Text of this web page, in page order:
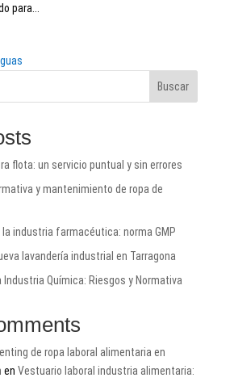
para...
Buscar
flota: un servicio puntual y sin errores
y mantenimiento de ropa de
industria farmacéutica: norma GMP
lavandería industrial en Tarragona
Industria Química: Riesgos y Normativa
de ropa laboral alimentaria en
en Vestuario laboral industria alimentaria: